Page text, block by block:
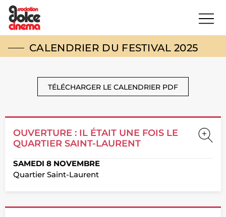
CALENDRIER DU FESTIVAL 2025
TÉLÉCHARGER LE CALENDRIER PDF
SAMEDI 8 NOVEMBRE
Quartier Saint-Laurent
OUVERTURE : IL ÉTAIT UNE FOIS LE
QUARTIER SAINT-LAURENT